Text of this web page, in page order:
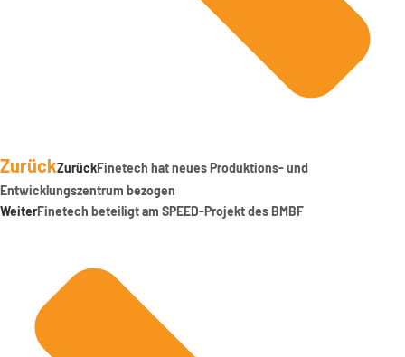
ZurückZurückFinetech hat neues Produktions- und
Entwicklungszentrum bezogen
WeiterFinetech beteiligt am SPEED-Projekt des BMBF